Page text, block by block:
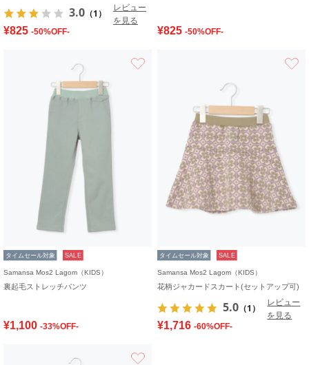
3.0 （1）
レビュー
を見る
¥825 -50%OFF- ¥825 -50%OFF-
タイムセール対象 SALE
Samansa Mos2 Lagom（KIDS）
裏起毛ストレッチパンツ
¥1,100 -33%OFF-
タイムセール対象 SALE
Samansa Mos2 Lagom（KIDS）
花柄ジャカードスカート(セットアップ可)
5.0 （1）
レビュー
を見る
¥1,716 -60%OFF-